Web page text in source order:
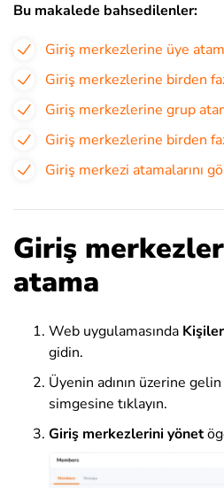
Bu makalede bahsedilenler:
Giriş merkezlerine üye
Giriş merkezlerine birden
Giriş merkezlerine grup
Giriş merkezlerine birden
Giriş merkezi atamalarını
Giriş
atama
Web uygulamasında
gidin.
Üyenin adının üzerine
simgesine tıklayın.
Giriş merkezlerini yönet